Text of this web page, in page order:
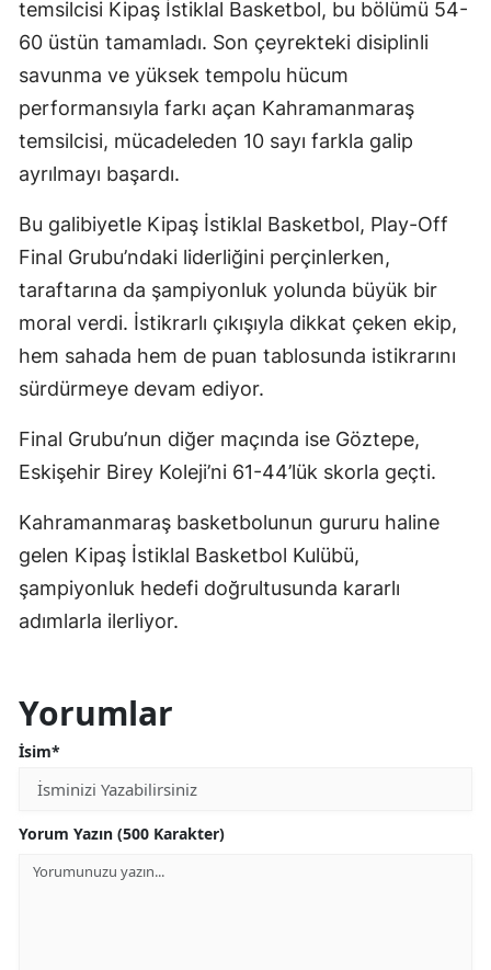
temsilcisi Kipaş İstiklal Basketbol, bu bölümü 54-
60 üstün tamamladı. Son çeyrekteki disiplinli
savunma ve yüksek tempolu hücum
performansıyla farkı açan Kahramanmaraş
temsilcisi, mücadeleden 10 sayı farkla galip
ayrılmayı başardı.
Bu galibiyetle Kipaş İstiklal Basketbol, Play-Off
Final Grubu’ndaki liderliğini perçinlerken,
taraftarına da şampiyonluk yolunda büyük bir
moral verdi. İstikrarlı çıkışıyla dikkat çeken ekip,
hem sahada hem de puan tablosunda istikrarını
sürdürmeye devam ediyor.
Final Grubu’nun diğer maçında ise Göztepe,
Eskişehir Birey Koleji’ni 61-44’lük skorla geçti.
Kahramanmaraş basketbolunun gururu haline
gelen Kipaş İstiklal Basketbol Kulübü,
şampiyonluk hedefi doğrultusunda kararlı
adımlarla ilerliyor.
Yorumlar
İsim*
Yorum Yazın (500 Karakter)